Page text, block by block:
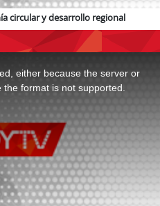
circular y desarrollo regional
either because the server or
the format is not supported.